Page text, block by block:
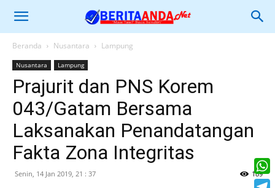
Beranda Nusantara Lampung
Nusantara Lampung
Prajurit dan PNS Korem
043/Gatam Bersama
Laksanakan Penandatangan
Fakta Zona Integritas
Senin, 14 Jan 2019, 21 : 37 189